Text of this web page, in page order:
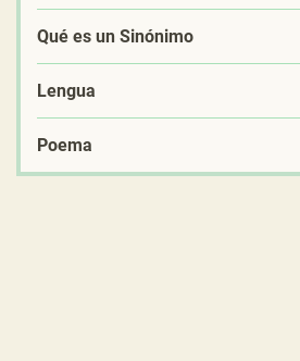
Qué es un Sinónimo
Lengua
Poema